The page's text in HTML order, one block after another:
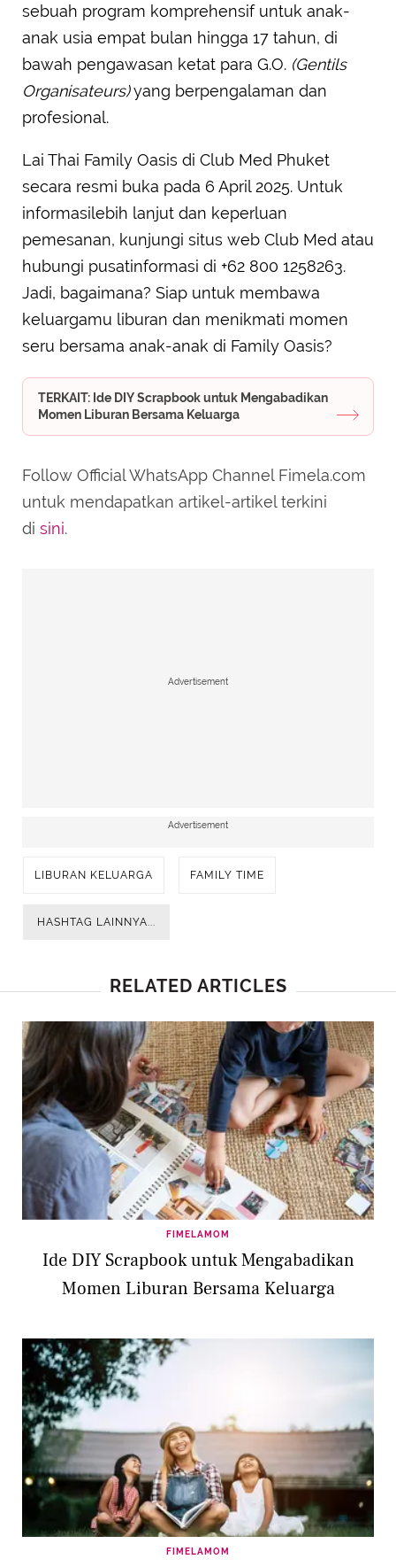
sebuah program komprehensif untuk anak-
anak usia empat bulan hingga 17 tahun, di
bawah pengawasan ketat para G.O. (Gentils
Organisateurs)yang berpengalaman dan
profesional.
Lai Thai Family Oasis di Club Med Phuket
secara resmi buka pada 6 April 2025. Untuk
informasilebih lanjut dan keperluan
pemesanan, kunjungi situs web Club Med atau
hubungi pusatinformasi di +62 800 1258263.
Jadi, bagaimana? Siap untuk membawa
keluargamu liburan dan menikmati momen
seru bersama anak-anak di Family Oasis?
TERKAIT: Ide DIY Scrapbook untuk Mengabadikan
Momen Liburan Bersama Keluarga
Follow Official WhatsApp Channel Fimela.com
untuk mendapatkan artikel-artikel terkini
di sini.
Advertisement
Advertisement
LIBURAN KELUARGA FAMILY TIME
HASHTAG LAINNYA...
RELATED ARTICLES
FIMELAMOM
Ide DIY Scrapbook untuk Mengabadikan
Momen Liburan Bersama Keluarga
FIMELAMOM